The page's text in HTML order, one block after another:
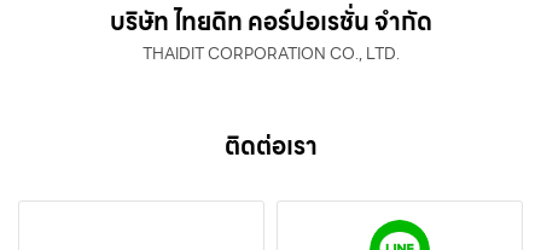
บริษัท ไทยดิท คอร์ปอเรชั่น จำกัด
THAIDIT CORPORATION CO., LTD.
ติดต่อเรา